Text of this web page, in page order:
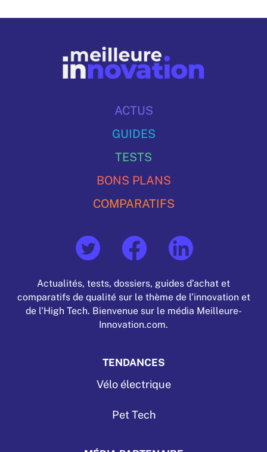
ACTUS
GUIDES
TESTS
BONS PLANS
COMPARATIFS
Actualités, tests, dossiers, guides d’achat et
comparatifs de qualité sur le thème de l’innovation et
de l'High Tech. Bienvenue sur le média Meilleure-
Innovation.com.
TENDANCES
Vélo électrique
Pet Tech